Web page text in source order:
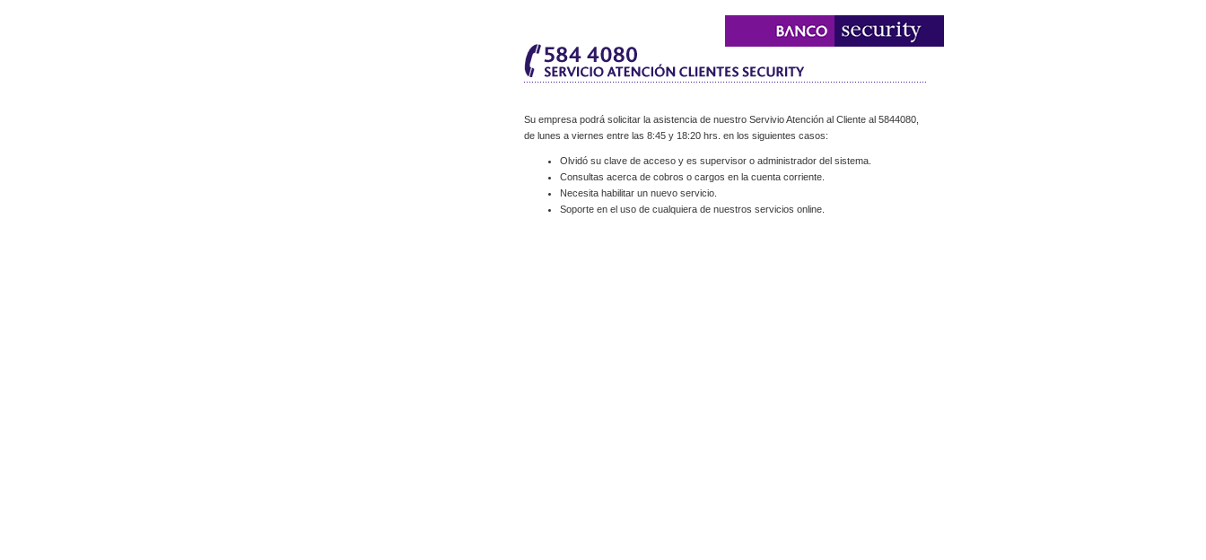
Su empresa podrá solicitar la asistencia de nuestro Servivio Atención al Cliente al 5844080,
de lunes a viernes entre las 8:45 y 18:20 hrs. en los siguientes casos:
Olvidó su clave de acceso y es supervisor o administrador del sistema.
Consultas acerca de cobros o cargos en la cuenta corriente.
Necesita habilitar un nuevo servicio.
Soporte en el uso de cualquiera de nuestros servicios online.